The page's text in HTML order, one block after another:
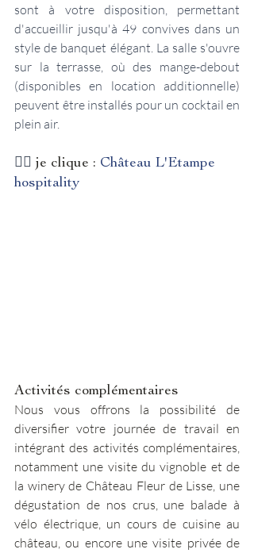
sont à votre disposition, permettant
d'accueillir jusqu'à 49 convives dans un
style de banquet élégant. La salle s'ouvre
sur la terrasse, où des mange-debout
(disponibles en location additionnelle)
peuvent être installés pour un cocktail en
plein air.
👉🏻 je clique : Château L'Etampe
hospitality
Activités complémentaires
Nous vous offrons la possibilité de
diversifier votre journée de travail en
intégrant des activités complémentaires,
notamment une visite du vignoble et de
la winery de Château Fleur de Lisse, une
dégustation de nos crus, une balade à
vélo électrique, un cours de cuisine au
château, ou encore une visite privée de